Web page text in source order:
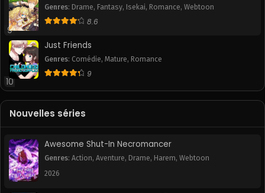
9
Genres: Drame, Fantasy, Isekai, Romance, Webtoon
8.6
10
Just Friends
Genres: Comédie, Mature, Romance
9
Nouvelles séries
Awesome Shut-In Necromancer
Genres: Action, Aventure, Drame, Harem, Webtoon
2026